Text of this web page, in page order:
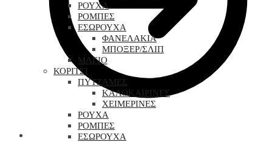
ΡΟΥΧΑ
ΡΟΜΠΕΣ
ΕΣΩΡΟΥΧΑ
ΦΑΝΕΛΑΚΙΑ
ΜΠΟΞΕΡ/ΣΛΙΠ
ΜΑΓΙΟ
ΚΟΡΙΤΣΙ
ΠΥΤΖΑΜΕΣ
ΚΑΛΟΚΑΙΡΙΝΕΣ
ΧΕΙΜΕΡΙΝΕΣ
ΡΟΥΧΑ
ΡΟΜΠΕΣ
ΕΣΩΡΟΥΧΑ